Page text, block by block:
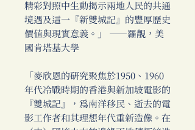
精彩對照中生動揭示兩地人民的共通
境遇及這一『新雙城記』的豐厚歷史
價值與現實意義。」 ──羅靚，美
國肯塔基大學
「麥欣恩的研究聚焦於1950、1960
年代冷戰時期的香港與新加坡電影的
『雙城記』，為南洋移民、逝去的電
影工作者和其理想年代重新造像。在